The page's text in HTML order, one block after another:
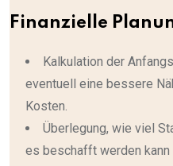
Finanzielle
Kalkulation der
eventuell eine bessere
Kosten.
Überlegung, wie viel
es beschafft werden kann